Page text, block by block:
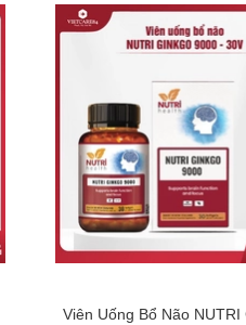
Viên Uống Bổ Não NUTRI